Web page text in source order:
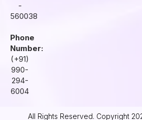
-
560038
Phone
Number:
(+91)
990-
294-
6004
All Rights Reserved. Copyright